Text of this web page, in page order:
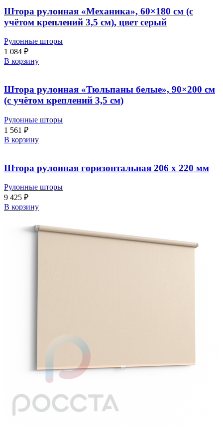
Штора рулонная «Механика», 60×180 см (с
учётом креплений 3,5 см), цвет серый
Рулонные шторы
1 084 ₽
В корзину
Штора рулонная «Тюльпаны белые», 90×200 см
(с учётом креплений 3,5 см)
Рулонные шторы
1 561 ₽
В корзину
Штора рулонная горизонтальная 206 x 220 мм
Рулонные шторы
9 425 ₽
В корзину